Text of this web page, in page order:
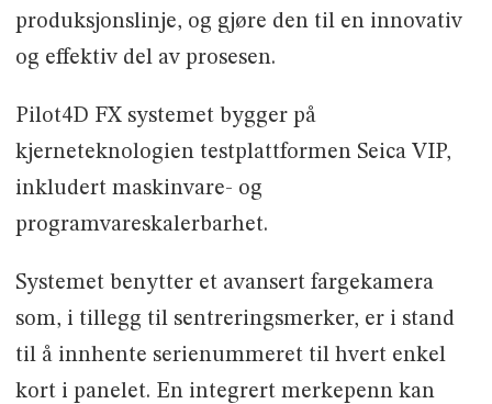
produksjonslinje, og gjøre den til en innovativ
og effektiv del av prosesen.
Pilot4D FX systemet bygger på
kjerneteknologien testplattformen Seica VIP,
inkludert maskinvare- og
programvareskalerbarhet.
Systemet benytter et avansert fargekamera
som, i tillegg til sentreringsmerker, er i stand
til å innhente serienummeret til hvert enkel
kort i panelet. En integrert merkepenn kan